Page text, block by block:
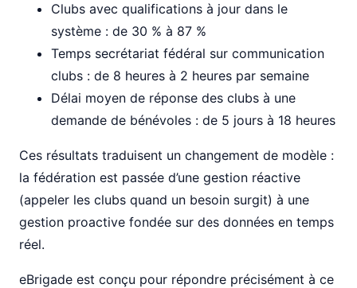
Clubs avec qualifications à jour dans le
système : de 30 % à 87 %
Temps secrétariat fédéral sur communication
clubs : de 8 heures à 2 heures par semaine
Délai moyen de réponse des clubs à une
demande de bénévoles : de 5 jours à 18 heures
Ces résultats traduisent un changement de modèle :
la fédération est passée d’une gestion réactive
(appeler les clubs quand un besoin surgit) à une
gestion proactive fondée sur des données en temps
réel.
eBrigade est conçu pour répondre précisément à ce